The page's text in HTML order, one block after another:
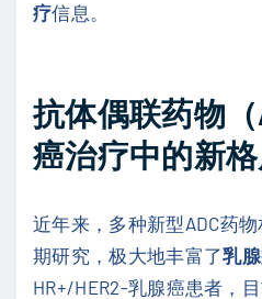
疗信息。
抗体偶联药物
癌治疗中的新
近年来，多种新型ADC药
期研究，极大地丰富了乳
HR+/HER2-乳腺癌患者，